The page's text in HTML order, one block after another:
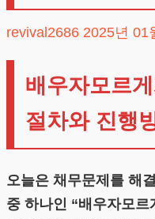
revival2686 2025년 01
배우자모르
절차와 진행
오늘은 채무문제를 해
중 하나인 “배우자모